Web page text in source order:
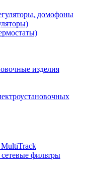
домофоны
изделия
фильтры